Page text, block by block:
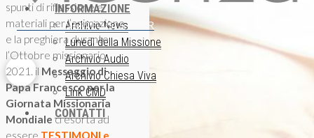
INFORMAZIONE
Archivio News
Lunedì della Missione
Archivio Audio
Archivio Chiesa Viva
Link CMD
CONTATTI
ISCRIZIONE NEWSLETTER
spunti di riflessione e
materiali per l’animazione
e la preghiera durante
l’Ottobre missionario
2021. il Messaggio di
Papa Francesco per la
Giornata Missionaria
Mondiale ci esorta ad
essere TESTIMONI e